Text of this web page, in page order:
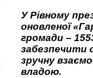
У Рівному
оновленої
громади –
забезпечити
зручну
владою.